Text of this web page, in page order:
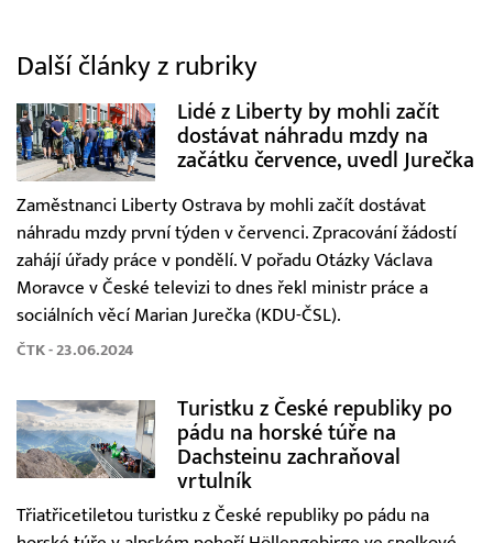
Další články z rubriky
Lidé z Liberty by mohli začít
dostávat náhradu mzdy na
začátku července, uvedl Jurečka
Zaměstnanci Liberty Ostrava by mohli začít dostávat
náhradu mzdy první týden v červenci. Zpracování žádostí
zahájí úřady práce v pondělí. V pořadu Otázky Václava
Moravce v České televizi to dnes řekl ministr práce a
sociálních věcí Marian Jurečka (KDU-ČSL).
ČTK - 23.06.2024
Turistku z České republiky po
pádu na horské túře na
Dachsteinu zachraňoval
vrtulník
Třiatřicetiletou turistku z České republiky po pádu na